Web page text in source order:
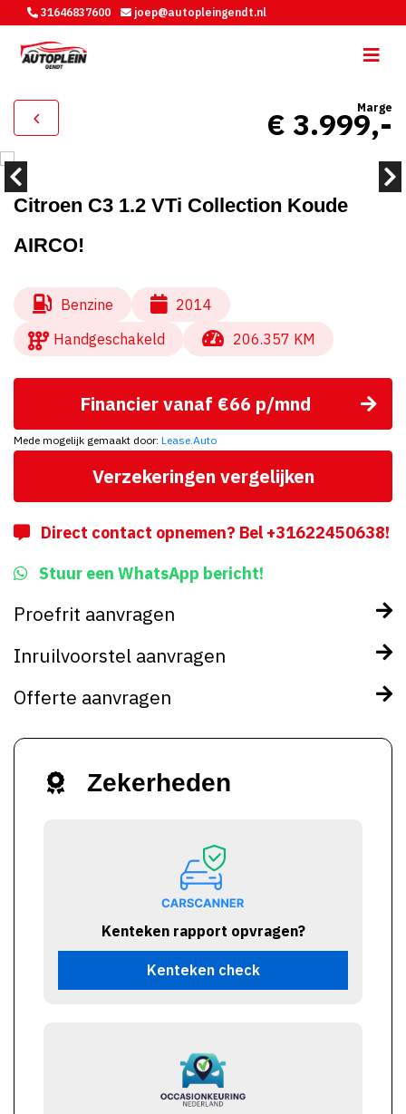
31646837600 joep@autopleingendt.nl
Marge
€ 3.999,-
Citroen C3 1.2 VTi Collection Koude
AIRCO!
Benzine
2014
Handgeschakeld
206.357 KM
Financier vanaf €66 p/mnd
Mede mogelijk gemaakt door: Lease.Auto
Verzekeringen vergelijken
Direct contact opnemen? Bel +31622450638!
Stuur een WhatsApp bericht!
Proefrit aanvragen
Inruilvoorstel aanvragen
Offerte aanvragen
Zekerheden
Kenteken rapport opvragen?
Kenteken check